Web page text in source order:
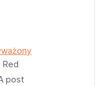
Red
post